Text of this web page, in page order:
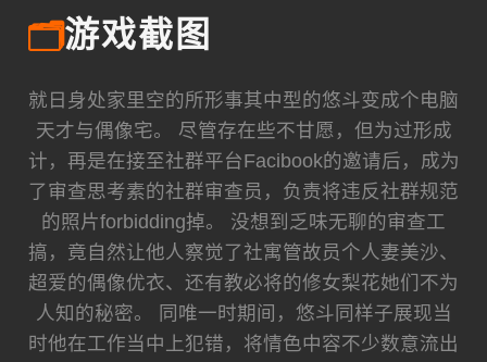
🗂️游戏截图
就日身处家里空的所形事其中型的悠斗变成个电脑
天才与偶像宅。 尽管存在些不甘愿，但为过形成
计，再是在接至社群平台Facibook的邀请后，成为
了审查思考素的社群审查员，负责将违反社群规范
的照片forbidding掉。 没想到乏味无聊的审查工
搞，竟自然让他人察觉了社寓管故员个人妻美沙、
超爱的偶像优衣、还有教必将的修女梨花她们不为
人知的秘密。 同唯一时期间，悠斗同样子展现当
时他在工作当中上犯错，将情色中容不少数意流出